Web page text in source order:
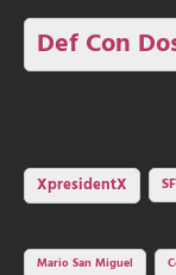
Def Con
XpresidentX
Mario San Miguel